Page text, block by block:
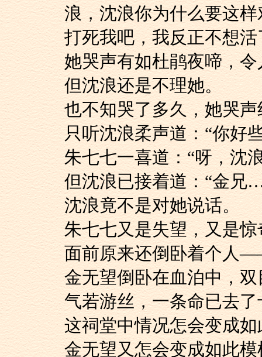
浪，沈浪你为什么要这
打死我吧，我反正不想活
她哭声有如杜鹃夜啼，
但沈浪还是不理她。
也不知哭了多久，她哭
只听沈浪柔声道：“
朱七七一喜道：“呀
但沈浪已接着道：“金
沈浪竟不是对她说话。
朱七七又是失望，又
面前原来还倒卧着个人
金无望倒卧在血泊中
气若游丝，一条命已去
这祠堂中情况怎会变成
金无望又怎会变成如此